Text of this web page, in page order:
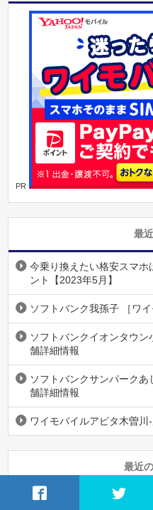
PR
最
今乗り換えたい格安スマホ
ント【2023年5月】
ソフトバンク我孫子 ［ワ
ソフトバンクイオンタウ
舗詳細情報
ソフトバンクサンパーク
舗詳細情報
ワイモバイルアピタ木曽川
最近
MNPも楽々【格安スマホ】へ